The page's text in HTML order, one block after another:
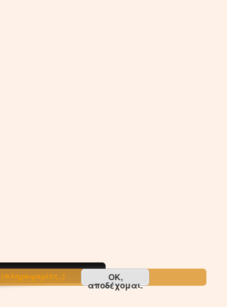
(πληροφορίες..) ΟΚ,
αποδέχομαι.